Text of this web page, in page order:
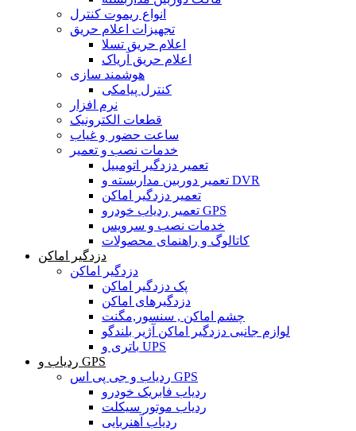
انواع ریموت کنترل
تجهیزات اعلام حریق
اعلام حریق تسلا
اعلام حریق آریاک
هوشمند سازی
کنترل پیامکی
نرم افزار
قطعات الکترونیک
ساعت حضور و غیاب
خدمات نصب و تعمیر
تعمیر دزدگیر اتومبیل
تعمیر دوربین مداربسته و DVR
تعمیر دزدگیر اماکن
تعمیر ردیاب خودرو GPS
خدمات نصب و سرویس
کاتالوگ و راهنمای محصولات
دزدگیر اماکن
دزدگیر اماکن
پک دزدگیر اماکن
دزدگیرهای اماکن
چشم اماکن , سنسور,مگنت
لوازم جانبی دزدگیر اماکن آژیر بلندگو
باتری و UPS
ردیاب و GPS
ردیاب و جی پی اس GPS
ردیاب فابریک خودرو
ردیاب موتور سیکلت
ردیاب آهنربایی